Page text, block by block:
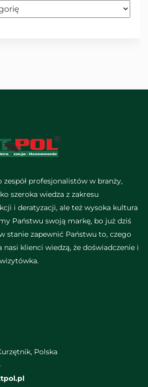
zespół profesjonalistów w branży,
szeroka wiedza z zakresu
i deratyzacji, ale też wysoka kultura
Państwu swoją markę, bo już dziś
stanie zapewnić Państwu to, czego
nasi klienci wiedzą, że doświadczenie i
Polska